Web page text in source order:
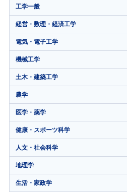
工学一般
経営・数理・経済工学
電気・電子工学
機械工学
土木・建築工学
農学
医学・薬学
健康・スポーツ科学
人文・社会科学
地理学
生活・家政学